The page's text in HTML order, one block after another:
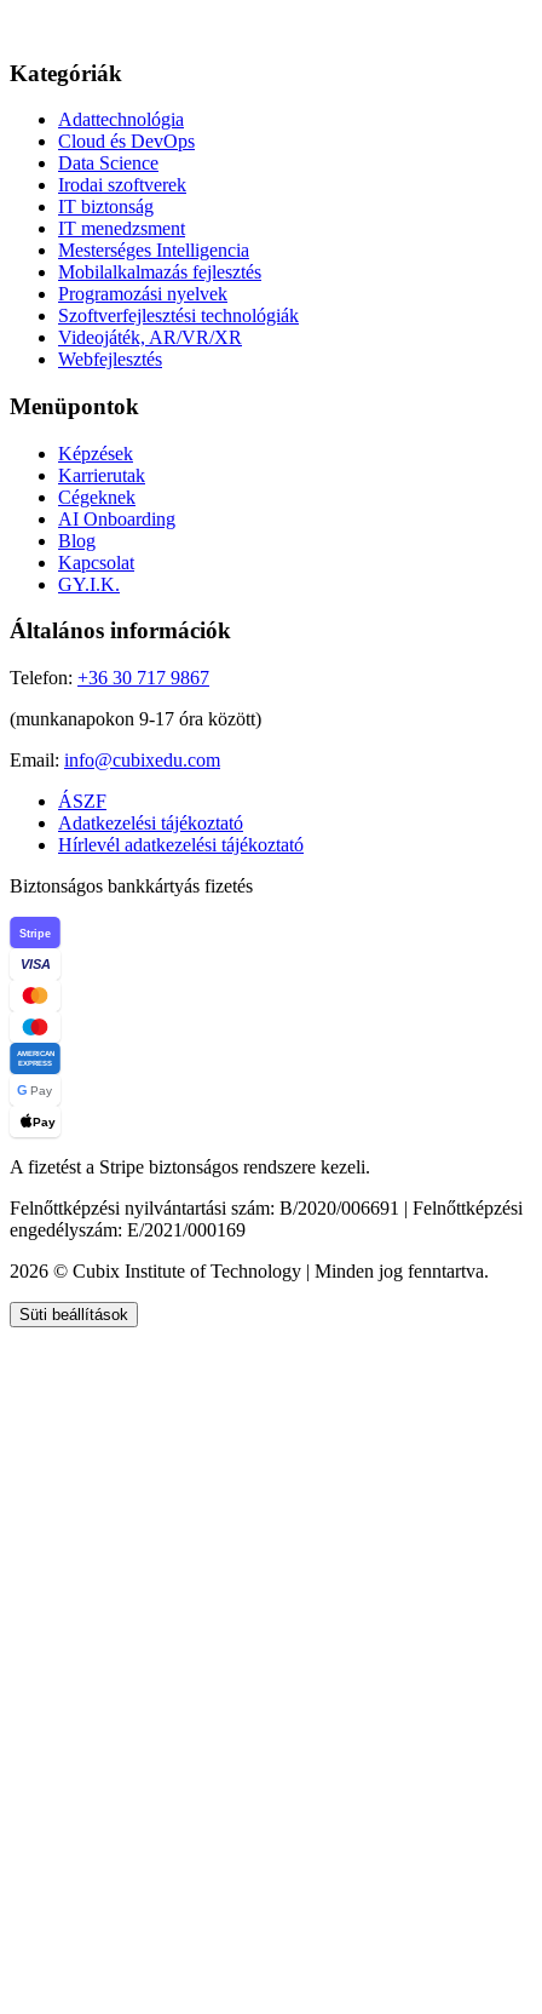
Kategóriák
Adattechnológia
Cloud és DevOps
Data Science
Irodai szoftverek
IT biztonság
IT menedzsment
Mesterséges Intelligencia
Mobilalkalmazás fejlesztés
Programozási nyelvek
Szoftverfejlesztési technológiák
Videojáték, AR/VR/XR
Webfejlesztés
Menüpontok
Képzések
Karrierutak
Cégeknek
AI Onboarding
Blog
Kapcsolat
GY.I.K.
Általános információk
Telefon: +36 30 717 9867
(munkanapokon 9-17 óra között)
Email: info@cubixedu.com
ÁSZF
Adatkezelési tájékoztató
Hírlevél adatkezelési tájékoztató
Biztonságos bankkártyás fizetés
Stripe
VISA
AMERICAN
EXPRESS
G Pay
Pay
A fizetést a Stripe biztonságos rendszere kezeli.
Felnőttképzési nyilvántartási szám: B/2020/006691 | Felnőttképzési
engedélyszám: E/2021/000169
2026 © Cubix Institute of Technology | Minden jog fenntartva.
Süti beállítások